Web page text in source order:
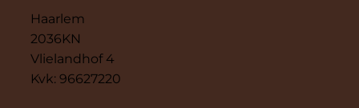
Haarlem
2036KN
Vlielandhof 4
Kvk: 96627220